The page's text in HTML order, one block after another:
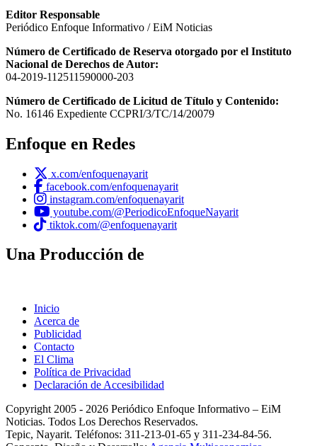
Editor Responsable
Periódico Enfoque Informativo / EiM Noticias
Número de Certificado de Reserva otorgado por el Instituto
Nacional de Derechos de Autor:
04-2019-112511590000-203
Número de Certificado de Licitud de Título y Contenido:
No. 16146 Expediente CCPRI/3/TC/14/20079
Enfoque en Redes
x.com/enfoquenayarit
facebook.com/enfoquenayarit
instagram.com/enfoquenayarit
youtube.com/@PeriodicoEnfoqueNayarit
tiktok.com/@enfoquenayarit
Una Producción de
Inicio
Acerca de
Publicidad
Contacto
El Clima
Política de Privacidad
Declaración de Accesibilidad
Copyright 2005 - 2026 Periódico Enfoque Informativo – EiM
Noticias. Todos Los Derechos Reservados.
Tepic, Nayarit. Teléfonos: 311-213-01-65 y 311-234-84-56.